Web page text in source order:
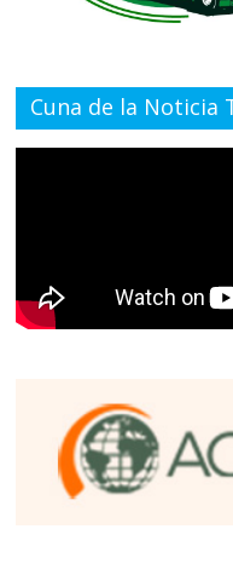
Cuna de la Noticia